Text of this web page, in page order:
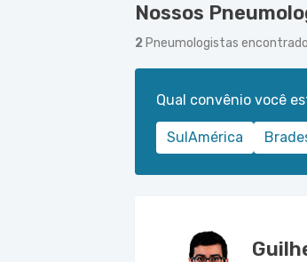
Nossos
2 Pneumologistas
Qual convênio você
SulAmérica